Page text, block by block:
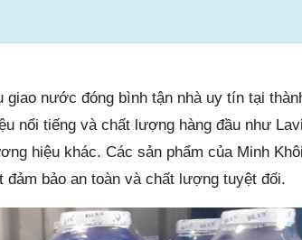
nước đóng bình tận nhà uy tín tại
nổi tiếng và chất lượng hàng đầu như
hiệu khác. Các sản phẩm của Minh
bảo an toàn và chất lượng tuyệt đối.